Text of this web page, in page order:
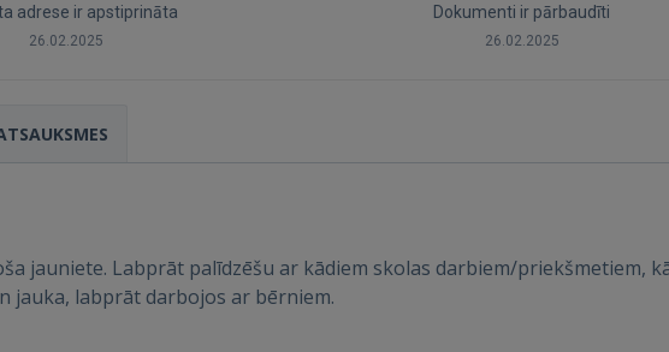
adrese ir apstiprināta
26.02.2025
Dokumenti ir pārbaudīti
26.02.2025
jauniete. Labprāt palīdzēšu ar kādiem skolas darbiem/priekšmetiem,
jauka, labprāt darbojos ar bērniem.